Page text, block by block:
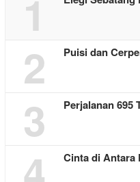
1
2 Puisi dan
3 Perjalanan
Cinta di Antara